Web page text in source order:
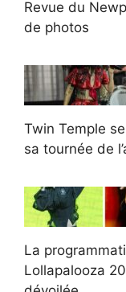
Revue du
de photos
Twin Temple
sa tournée de
La
Lollapalooza